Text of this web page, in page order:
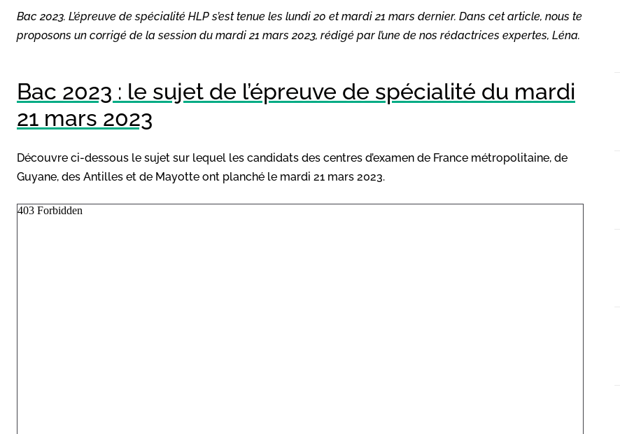
Bac 2023. L’épreuve de spécialité HLP s’est tenue les lundi 20 et mardi 21 mars dernier. Dans cet article, nous te
proposons un corrigé de la session du mardi 21 mars 2023, rédigé par l’une de nos rédactrices expertes, Léna.
Bac 2023 : le sujet de l’épreuve de spécialité du mardi
21 mars 2023
Découvre ci-dessous le sujet sur lequel les candidats des centres d’examen de France métropolitaine, de
Guyane, des Antilles et de Mayotte ont planché le mardi 21 mars 2023.